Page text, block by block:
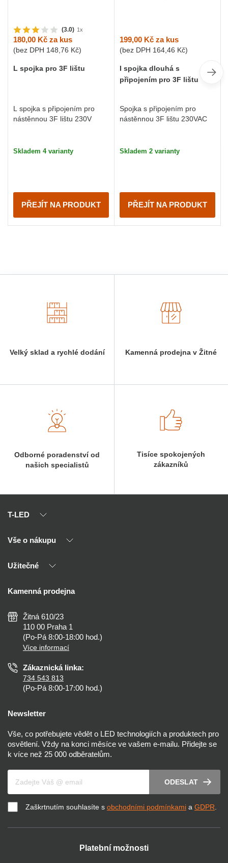
(3.0) 1x
180,00 Kč za kus
(bez DPH 148,76 Kč)
L spojka pro 3F lištu
L spojka s připojením pro
nástěnnou 3F lištu 230V
Skladem 4 varianty
PŘEJÍT NA PRODUKT
199,00 Kč za kus
(bez DPH 164,46 Kč)
I spojka dlouhá s
připojením pro 3F lištu
Spojka s připojením pro
nástěnnou 3F lištu 230VAC
Skladem 2 varianty
PŘEJÍT NA PRODUKT
Velký sklad a rychlé dodání Kamenná prodejna v Žitné
Odborné poradenství od
našich specialistů
Tisíce spokojených
zákazníků
T-LED
O nás
Kontakty
Vše o nákupu
Výhody T-LED
Montáž
Nejčastější dotazy
Než koupíte
Osvětlení dle místnosti
Užitečné
Reklamace a vrácení
Zásady ochrany soukromí
Nastavení cookies
Prohlášení o přístupnosti
Kamenná prodejna
Žitná 610/23
110 00 Praha 1
(Po-Pá 8:00-18:00 hod.)
Více informací
Zákaznická linka:
734 543 813
(Po-Pá 8:00-17:00 hod.)
Newsletter
Vše, co potřebujete vědět o LED technologiích a produktech pro
osvětlení. Vždy na konci měsíce ve vašem e-mailu. Přidejte se
k více než 25 000 odběratelům.
ODESLAT
Zaškrtnutím souhlasíte s obchodními podmínkami a GDPR.
Platební možnosti